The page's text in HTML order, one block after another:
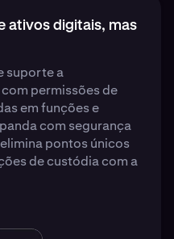
ativos digitais, mas
suporte a
permissões de
em funções e
com segurança
pontos únicos
de custódia com a